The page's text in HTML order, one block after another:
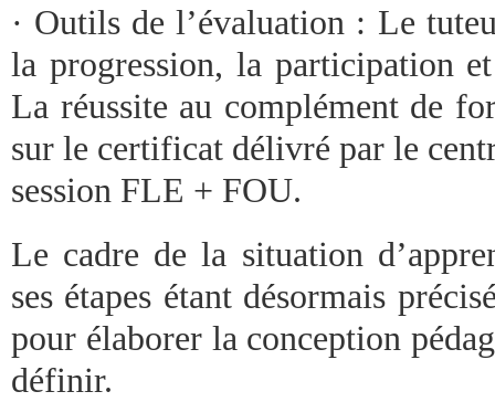
· Outils de l’évaluation : Le
la progression, la participation
La réussite au complément de
sur le certificat délivré par le
session FLE + FOU.
Le cadre de la situation
ses étapes étant désormais
pour élaborer la conception
définir.